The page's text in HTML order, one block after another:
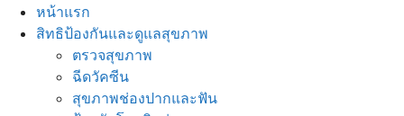
หน้าแรก
สิทธิป้องกันและดูแลสุขภาพ
ตรวจสุขภาพ
ฉีดวัคซีน
สุขภาพช่องปากและฟัน